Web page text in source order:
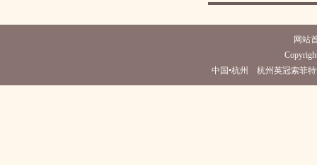
网站
中国•杭州 杭州英冠索菲特